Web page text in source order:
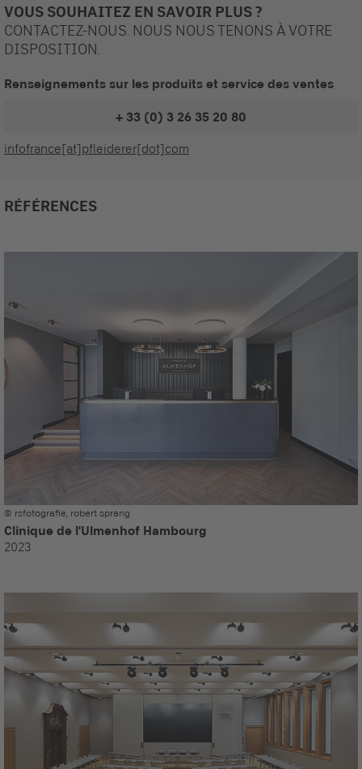
VOUS SOUHAITEZ EN SAVOIR PLUS ?
CONTACTEZ-NOUS. NOUS NOUS TENONS À VOTRE
DISPOSITION.
Renseignements sur les produits et service des ventes
+ 33 (0) 3 26 35 20 80
infofrance[at]pfleiderer[dot]com
RÉFÉRENCES
© rsfotografie, robert sprang
Clinique de l'Ulmenhof Hambourg
2023